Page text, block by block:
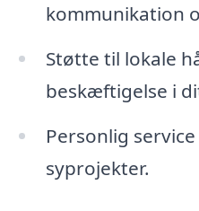
kommunikation
Støtte til lokale
beskæftigelse i
Personlig
syprojekter.